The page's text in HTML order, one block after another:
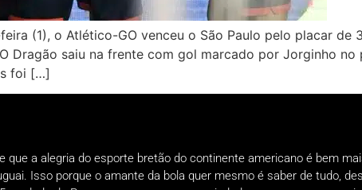
(1), o Atlético-GO venceu o São Paulo pelo placar de
Dragão saiu na frente com gol marcado por Jorginho
foi […]
que a alegria do esporte bretão do continente americano é bem
Isso porque o amante da bola quer mesmo é saber de tudo,